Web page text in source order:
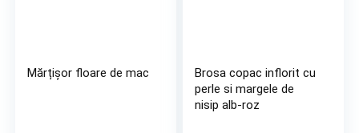
Mărțișor floare de mac
Brosa copac inflorit cu
perle si margele de
nisip alb-roz